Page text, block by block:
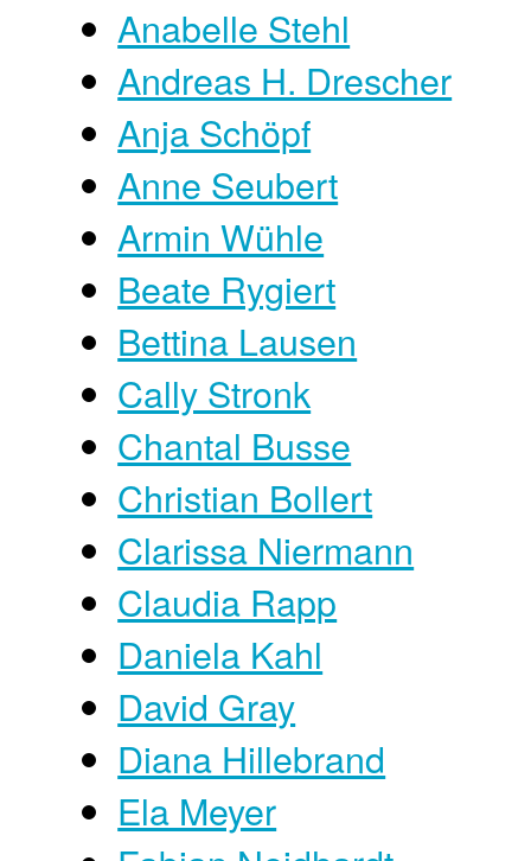
Anabelle Stehl
Andreas H. Drescher
Anja Schöpf
Anne Seubert
Armin Wühle
Beate Rygiert
Bettina Lausen
Cally Stronk
Chantal Busse
Christian Bollert
Clarissa Niermann
Claudia Rapp
Daniela Kahl
David Gray
Diana Hillebrand
Ela Meyer